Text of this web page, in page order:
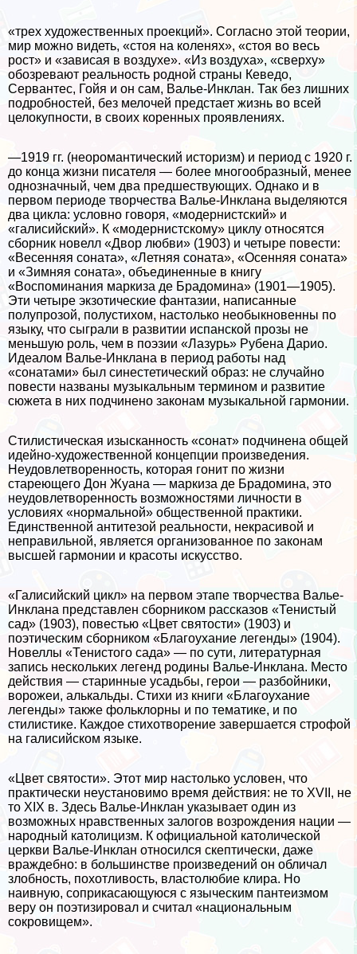
«трех художественных проекций». Согласно этой теории,
мир можно видеть, «стоя на коленях», «стоя во весь
рост» и «зависая в воздухе». «Из воздуха», «сверху»
обозревают реальность родной страны Кеведо,
Сервантес, Гойя и он сам, Валье-Инклан. Так без лишних
подробностей, без мелочей предстает жизнь во всей
целокупности, в своих коренных проявлениях.
—1919 гг. (неоромантический историзм) и период с 1920 г.
до конца жизни писателя — более многообразный, менее
однозначный, чем два предшествующих. Однако и в
первом периоде творчества Валье-Инклана выделяются
два цикла: условно говоря, «модернистский» и
«галисийский». К «модернистскому» циклу относятся
сборник новелл «Двор любви» (1903) и четыре повести:
«Весенняя соната», «Летняя соната», «Осенняя соната»
и «Зимняя соната», объединенные в книгу
«Воспоминания маркиза де Брадомина» (1901—1905).
Эти четыре экзотические фантазии, написанные
полупрозой, полустихом, настолько необыкновенны по
языку, что сыграли в развитии испанской прозы не
меньшую роль, чем в поэзии «Лазурь» Рубена Дарио.
Идеалом Валье-Инклана в период работы над
«сонатами» был синестетический образ: не случайно
повести названы музыкальным термином и развитие
сюжета в них подчинено законам музыкальной гармонии.
Стилистическая изысканность «сонат» подчинена общей
идейно-художественной концепции произведения.
Неудовлетворенность, которая гонит по жизни
стареющего Дон Жуана — маркиза де Брадомина, это
неудовлетворенность возможностями личности в
условиях «нормальной» общественной пpaктики.
Единственной антитезой реальности, некрасивой и
неправильной, является организованное по законам
высшей гармонии и красоты искусство.
«Галисийский цикл» на первом этапе творчества Валье-
Инклана представлен сборником рассказов «Тенистый
сад» (1903), повестью «Цвет святости» (1903) и
поэтическим сборником «Благоухание легенды» (1904).
Новеллы «Тенистого сада» — по сути, литературная
запись нескольких легенд родины Валье-Инклана. Место
действия — старинные усадьбы, герои — разбойники,
ворожеи, алькальды. Стихи из книги «Благоухание
легенды» также фольклорны и по тематике, и по
стилистике. Каждое стихотворение завершается строфой
на галисийском языке.
«Цвет святости». Этот мир настолько условен, что
пpaктически неустановимо время действия: не то XVII, не
то XIX в. Здесь Валье-Инклан указывает один из
возможных нравственных залогов возрождения нации —
народный католицизм. К официальной католической
церкви Валье-Инклан относился скептически, даже
враждебно: в большинстве произведений он обличал
злобность, пoxoтливость, властолюбие клира. Но
наивную, соприкасающуюся с языческим пантеизмом
веру он поэтизировал и считал «национальным
сокровищем».